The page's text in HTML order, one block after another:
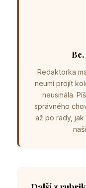
Redaktorka
neumí projít
neusmála.
správného
až po rady,